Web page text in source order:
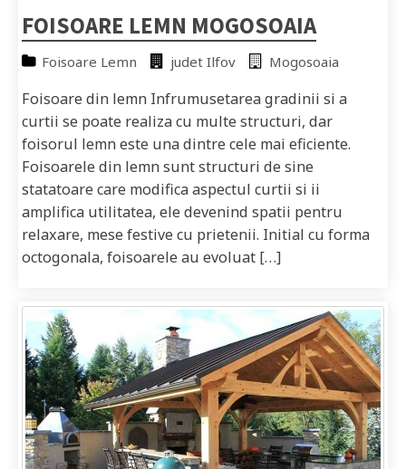
FOISOARE LEMN MOGOSOAIA
Foisoare Lemn judet Ilfov Mogosoaia
Foisoare din lemn Infrumusetarea gradinii si a
curtii se poate realiza cu multe structuri, dar
foisorul lemn este una dintre cele mai eficiente.
Foisoarele din lemn sunt structuri de sine
statatoare care modifica aspectul curtii si ii
amplifica utilitatea, ele devenind spatii pentru
relaxare, mese festive cu prietenii. Initial cu forma
octogonala, foisoarele au evoluat […]